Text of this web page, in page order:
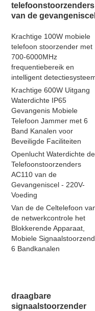
telefoonstoorzenders
van de gevangeniscel
Krachtige 100W mobiele
telefoon stoorzender met
700-6000MHz
frequentiebereik en
intelligent
Krachtige 600W Uitgang
Waterdichte IP65
Gevangenis Mobiele
Telefoon Jammer met 6
Band Kanalen voor
Beveiligde Faciliteiten
Openlucht Waterdichte de
Telefoonstoorzenders
AC110 van de
Gevangeniscel - 220V-
Voeding
Van de de Celtelefoon
de netwerkcontrole het
Blokkerende Apparaat,
Mobiele
6 Bandkanalen
draagbare
signaalstoorzender